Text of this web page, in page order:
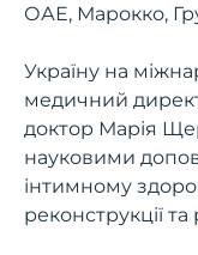
ОАЕ, Марокко,
Україну на
медичний
доктор Марія
науковими
інтимному
реконструкції та